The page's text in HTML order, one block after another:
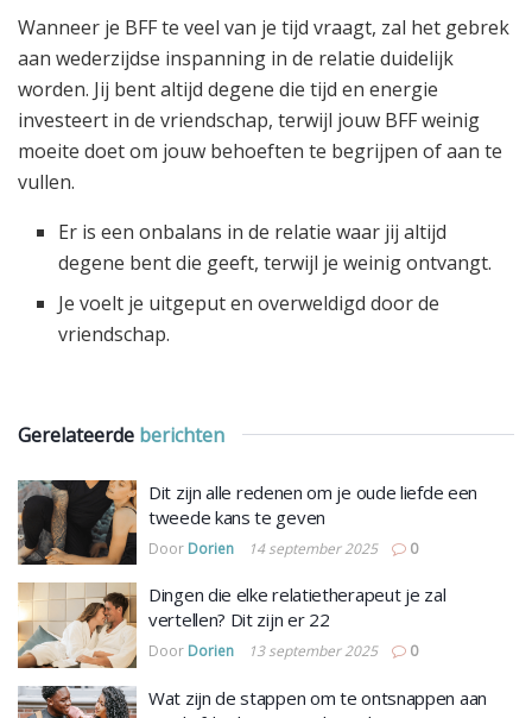
Wanneer je BFF te veel van je tijd vraagt, zal het gebrek
aan wederzijdse inspanning in de relatie duidelijk
worden. Jij bent altijd degene die tijd en energie
investeert in de vriendschap, terwijl jouw BFF weinig
moeite doet om jouw behoeften te begrijpen of aan te
vullen.
Er is een onbalans in de relatie waar jij altijd
degene bent die geeft, terwijl je weinig ontvangt.
Je voelt je uitgeput en overweldigd door de
vriendschap.
Gerelateerde berichten
Dit zijn alle redenen om je oude liefde een
tweede kans te geven
Door Dorien 14 september 2025 0
Dingen die elke relatietherapeut je zal
vertellen? Dit zijn er 22
Door Dorien 13 september 2025 0
Wat zijn de stappen om te ontsnappen aan